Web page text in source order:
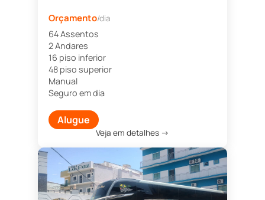
Orçamento/dia
64 Assentos
2 Andares
16 piso inferior
48 piso superior
Manual
Seguro em dia
Alugue
Veja em detalhes →